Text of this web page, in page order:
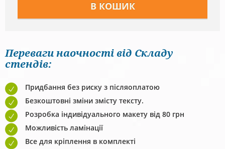
Переваги наочності від Складу
стендів:
Придбання без риску з післяоплатою
Безкоштовні зміни змісту тексту.
Розробка індивідуального макету від 80 грн
Можливість ламінації
Все для кріплення в комплекті